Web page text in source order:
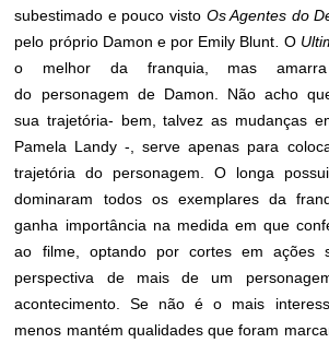
subestimado e pouco visto Os Agentes do
pelo próprio Damon e por Emily Blunt O
o melhor da franquia, mas
do personagem de Damon. Não acho
sua trajetória- bem, talvez as mudanças
Pamela Landy -, serve apenas para
trajetória do personagem. O longa
dominaram todos os exemplares da
ganha importância na medida em que
ao filme, optando por cortes em ações
perspectiva de mais de um
acontecimento. Se não é o mais
menos mantém qualidades que foram